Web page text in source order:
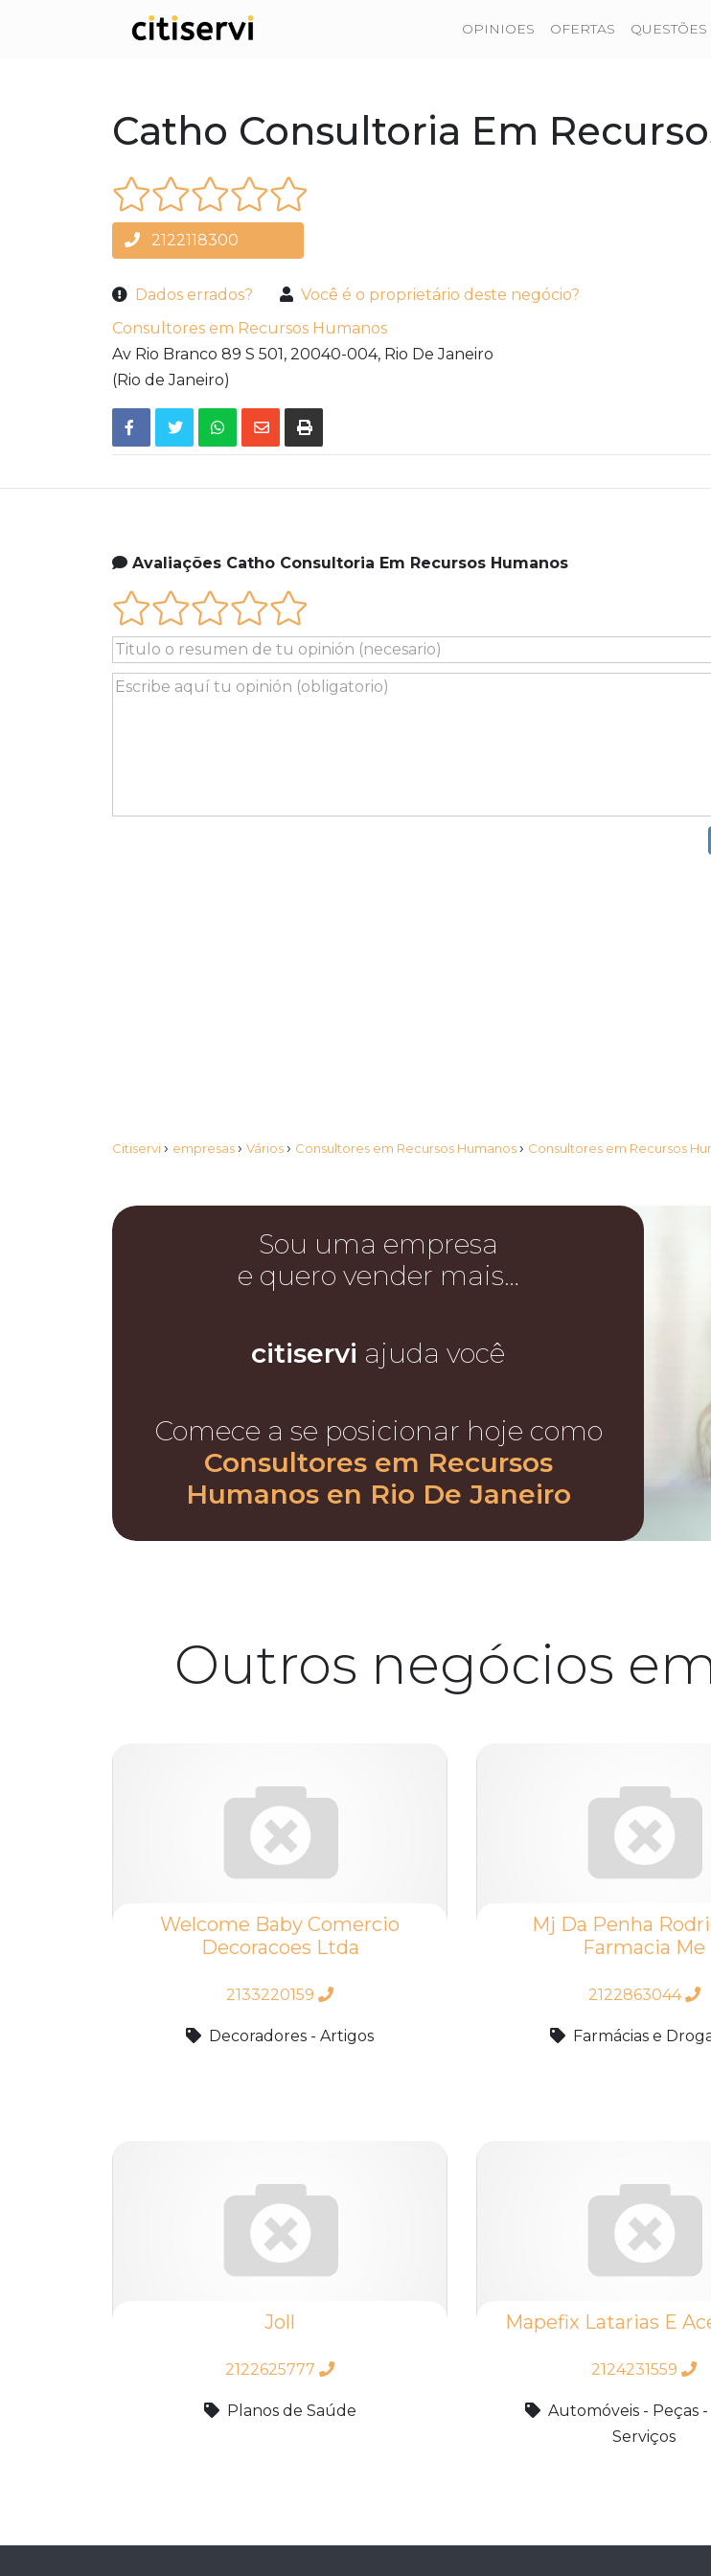
OPINIOES OFERTAS QUESTÕES
Catho Consultoria Em
2122118300
Dados errados?
Você é o proprietário deste negócio?
Consultores em Recursos Humanos
Av Rio Branco 89 S 501, 20040-004, Rio De Janeiro
(Rio de Janeiro)
Avaliações Catho Consultoria Em Recursos Humanos
Citiservi › empresas › Vários › Consultores em Recursos Humanos › Consultores em Recursos
Sou uma empresa
e quero vender mais…
citiservi ajuda você
Comece a se posicionar hoje como
Consultores em Recursos
Humanos en Rio De Janeiro
Outros negócios
Welcome Baby Comercio
Decoracoes Ltda
2133220159
Decoradores - Artigos
Mj Da Penha
Farmacia Me
2122863044
Farmácias e
Joll
2122625777
Planos de Saúde
Mapefix Latarias E
2124231559
Automóveis - Peças -
Serviços